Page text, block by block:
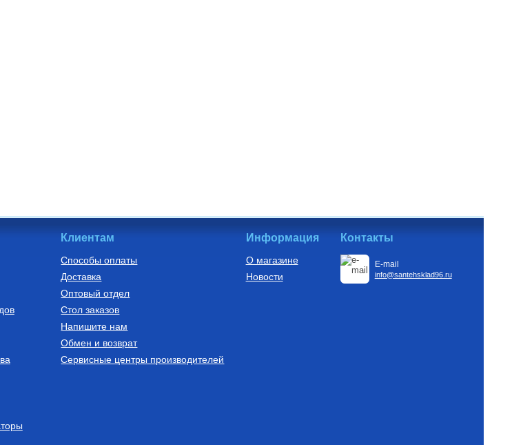
Клиентам
Способы оплаты
Доставка
Оптовый отдел
Стол заказов
Напишите нам
Обмен и возврат
Сервисные центры производителей
Информация
О магазине
Новости
Контакты
E-mail
info@santehsklad96.ru